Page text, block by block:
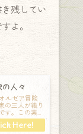
残してい
よ。
人々
ルゼア冒険
の三人が織り
す。この素敵
世界を旅しな